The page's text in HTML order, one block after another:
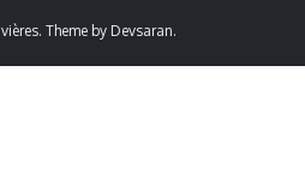
. Theme by Devsaran.